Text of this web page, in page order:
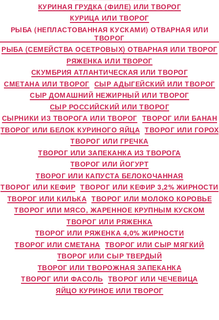
КУРИНАЯ ГРУДКА (ФИЛЕ) ИЛИ ТВОРОГ
КУРИЦА ИЛИ ТВОРОГ
РЫБА (НЕПЛАСТОВАННАЯ КУСКАМИ) ОТВАРНАЯ ИЛИ
ТВОРОГ
РЫБА (СЕМЕЙСТВА ОСЕТРОВЫХ) ОТВАРНАЯ ИЛИ ТВОРОГ
РЯЖЕНКА ИЛИ ТВОРОГ
СКУМБРИЯ АТЛАНТИЧЕСКАЯ ИЛИ ТВОРОГ
СМЕТАНА ИЛИ ТВОРОГ СЫР АДЫГЕЙСКИЙ ИЛИ ТВОРОГ
СЫР ДОМАШНИЙ НЕЖИРНЫЙ ИЛИ ТВОРОГ
СЫР РОССИЙСКИЙ ИЛИ ТВОРОГ
СЫРНИКИ ИЗ ТВОРОГА ИЛИ ТВОРОГ ТВОРОГ ИЛИ БАНАН
ТВОРОГ ИЛИ БЕЛОК КУРИНОГО ЯЙЦА ТВОРОГ ИЛИ ГОРОХ
ТВОРОГ ИЛИ ГРЕЧКА
ТВОРОГ ИЛИ ЗАПЕКАНКА ИЗ ТВОРОГА
ТВОРОГ ИЛИ ЙОГУРТ
ТВОРОГ ИЛИ КАПУСТА БЕЛОКОЧАННАЯ
ТВОРОГ ИЛИ КЕФИР ТВОРОГ ИЛИ КЕФИР 3,2% ЖИРНОСТИ
ТВОРОГ ИЛИ КИЛЬКА ТВОРОГ ИЛИ МОЛОКО КОРОВЬЕ
ТВОРОГ ИЛИ МЯСО, ЖАРЕННОЕ КРУПНЫМ КУСКОМ
ТВОРОГ ИЛИ РЯЖЕНКА
ТВОРОГ ИЛИ РЯЖЕНКА 4,0% ЖИРНОСТИ
ТВОРОГ ИЛИ СМЕТАНА ТВОРОГ ИЛИ СЫР МЯГКИЙ
ТВОРОГ ИЛИ СЫР ТВЕРДЫЙ
ТВОРОГ ИЛИ ТВОРОЖНАЯ ЗАПЕКАНКА
ТВОРОГ ИЛИ ФАСОЛЬ ТВОРОГ ИЛИ ЧЕЧЕВИЦА
ЯЙЦО КУРИНОЕ ИЛИ ТВОРОГ